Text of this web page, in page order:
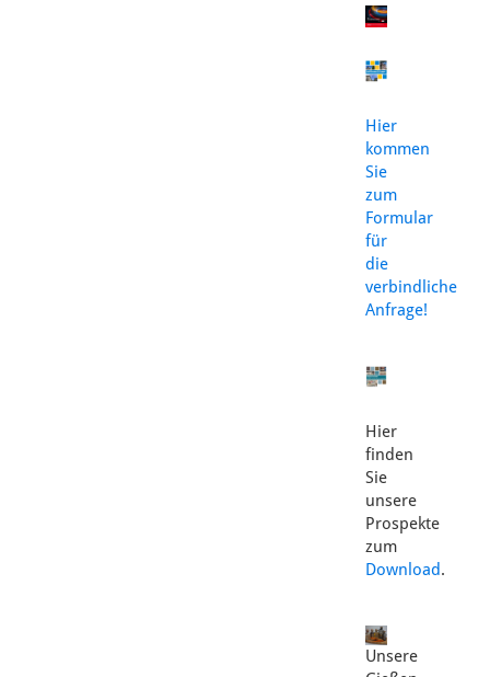
Hier
kommen
Sie
zum
Formular
für
die
verbindliche
Anfrage!
Hier
finden
Sie
unsere
Prospekte
zum
Download.
Unsere